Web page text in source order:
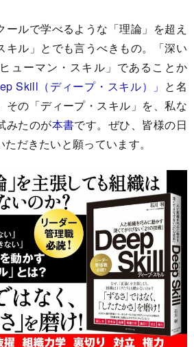
ルで学べるような「理論」を超え
キル」とでも言うべきもの。「深い
ューマン・スキル」であることか
Skill（ディープ・スキル）」 と名
その「ディープ・スキル」を、私な
みたのが本書です。ぜひ、皆様の日
だきたいと願っています。